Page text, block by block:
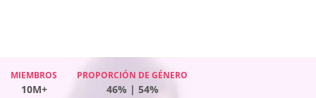
MIEMBROS PROPORCIÓN DE GÉNERO
MIEMBROS
10M+
PROPORCIÓN DE GÉNERO
46% | 54%
MIEMBROS
10M+
PROPORCIÓN DE GÉNERO
40% | 60%
MIEMBROS
10M+
PROPORCIÓN DE GÉNERO
51% | 49%